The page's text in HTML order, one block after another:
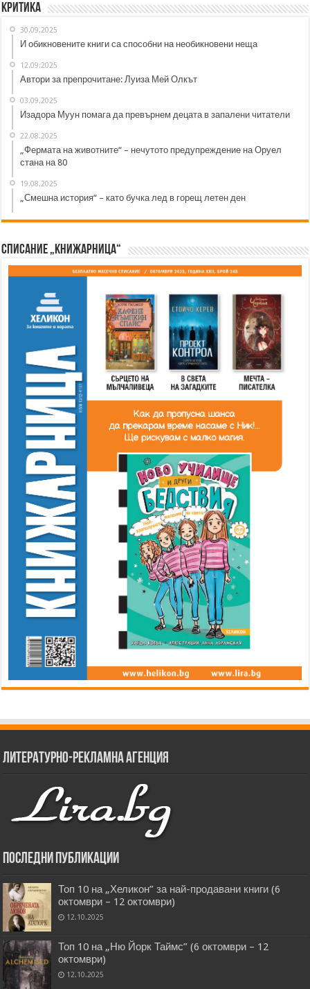
Критика
30.09.2025
И обикновените книги са способни на необикновени неща
12.09.2025
Автори за препрочитане: Луиза Мей Олкът
03.09.2025
Изадора Муун помага да превърнем децата в запалени читатели
22.08.2025
„Фермата на животните“ – нечутото предупреждение на Оруел
стана на 80
19.08.2025
„Смешна история“ – като бучка лед в горещ летен ден
Списание „Книжарница“
Литературно-рекламна агенция
Последни публикации
Топ 10 на „Хеликон” за най-продавани книги (6
октомври – 12 октомври)
12.10.2025
Топ 10 на „Ню Йорк Таймс” (6 октомври – 12
октомври)
12.10.2025